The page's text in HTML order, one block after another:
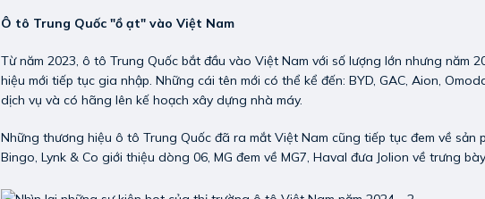
Ô tô Trung Quốc "ồ ạt" vào Việt Nam
Từ năm 2023, ô tô Trung Quốc bắt đầu vào Việt Nam với số lượng lớn nhưng năm
hiệu mới tiếp tục gia nhập. Những cái tên mới có thể kể đến: BYD, GAC, Aion,
dịch vụ và có hãng lên kế hoạch xây dựng nhà máy.
Những thương hiệu ô tô Trung Quốc đã ra mắt Việt Nam cũng tiếp tục đem về sản
Bingo, Lynk & Co giới thiệu dòng 06, MG đem về MG7, Haval đưa Jolion về trưng